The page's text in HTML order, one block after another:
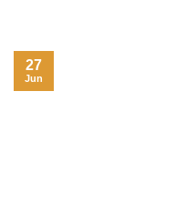
27
Jun